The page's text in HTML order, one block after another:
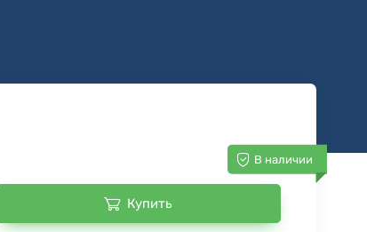
В наличии
Купить